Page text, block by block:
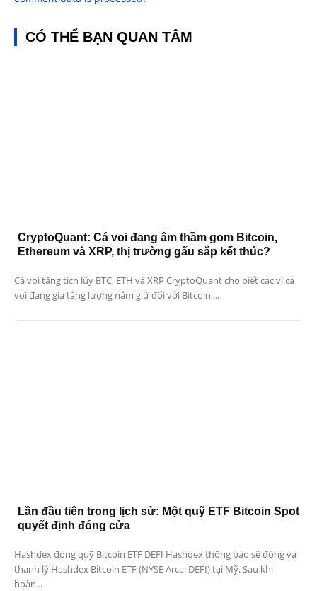
CÓ THỂ BẠN QUAN TÂM
CryptoQuant: Cá voi đang âm thầm gom Bitcoin,
Ethereum và XRP, thị trường gấu sắp kết thúc?
Cá voi tăng tích lũy BTC, ETH và XRP CryptoQuant cho biết các ví cá
voi đang gia tăng lượng nắm giữ đối với Bitcoin,...
Lần đầu tiên trong lịch sử: Một quỹ ETF Bitcoin Spot
quyết định đóng cửa
Hashdex đóng quỹ Bitcoin ETF DEFI Hashdex thông báo sẽ đóng và
thanh lý Hashdex Bitcoin ETF (NYSE Arca: DEFI) tại Mỹ. Sau khi
hoàn...